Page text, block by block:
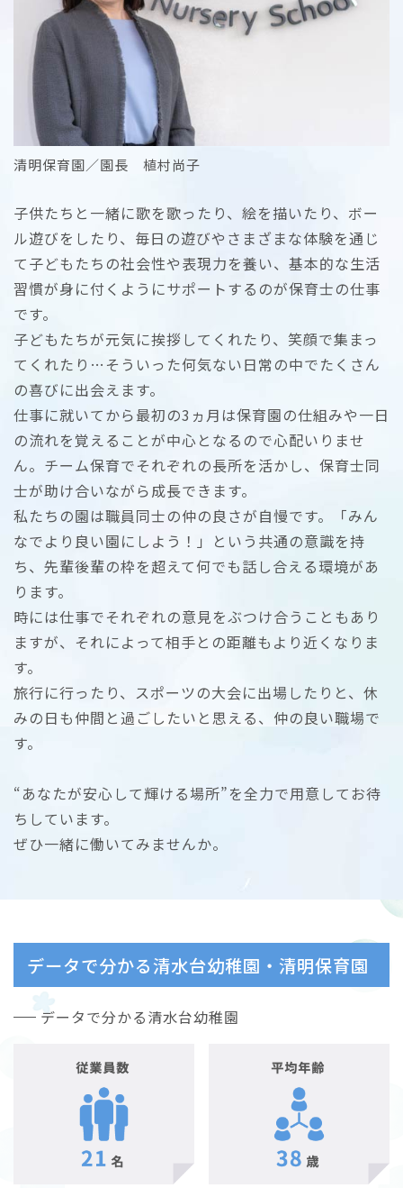
清明保育園／園長 植村尚子
子供たちと一緒に歌を歌ったり、絵を描いたり、ボー
ル遊びをしたり、毎日の遊びやさまざまな体験を通じ
て子どもたちの社会性や表現力を養い、基本的な生活
習慣が身に付くようにサポートするのが保育士の仕事
です。
子どもたちが元気に挨拶してくれたり、笑顔で集まっ
てくれたり…そういった何気ない日常の中でたくさん
の喜びに出会えます。
仕事に就いてから最初の3ヵ月は保育園の仕組みや一日
の流れを覚えることが中心となるので心配いりませ
ん。チーム保育でそれぞれの長所を活かし、保育士同
士が助け合いながら成長できます。
私たちの園は職員同士の仲の良さが自慢です。「みん
なでより良い園にしよう！」という共通の意識を持
ち、先輩後輩の枠を超えて何でも話し合える環境があ
ります。
時には仕事でそれぞれの意見をぶつけ合うこともあり
ますが、それによって相手との距離もより近くなりま
す。
旅行に行ったり、スポーツの大会に出場したりと、休
みの日も仲間と過ごしたいと思える、仲の良い職場で
す。
“あなたが安心して輝ける場所”を全力で用意してお待
ちしています。
ぜひ一緒に働いてみませんか。
データで分かる清水台幼稚園・清明保育園
データで分かる清水台幼稚園